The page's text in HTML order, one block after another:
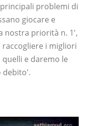
problemi di
giocare e
nostra priorità n. 1',
i migliori
e daremo le
debito'.